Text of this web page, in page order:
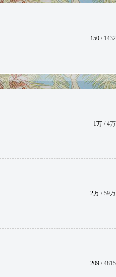
150 / 1432
1万 /4万
2万 /59万
209 / 4815